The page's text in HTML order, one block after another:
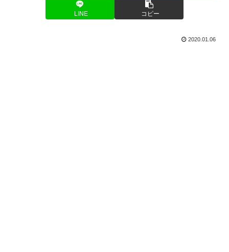
LINE コピー
2020.01.06